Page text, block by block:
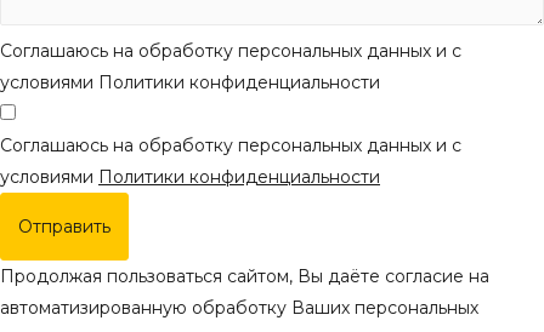
Соглашаюсь на обработку персональных данных и с
условиями Политики конфиденциальности
Соглашаюсь на обработку персональных данных и с
условиями Политики конфиденциальности
Отправить
Продолжая пользоваться сайтом, Вы даёте согласие на
автоматизированную обработку Ваших персональных